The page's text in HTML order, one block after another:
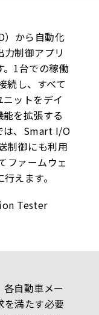
）から自動化
制御アプリ
1台での稼働
続し、すべて
ットをデイ
を拡張する
は、Smart I/O
制御にも利用
ファームウェ
えます。
自動車メー
を満たす必要